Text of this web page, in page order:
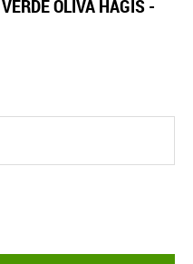
OLIVA HÁGIS -